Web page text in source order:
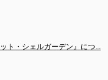
ト・シェルガーデン』につ...